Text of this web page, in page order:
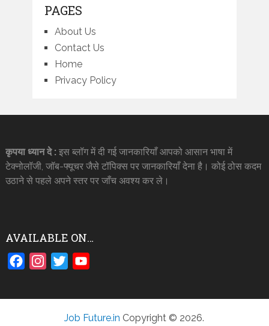
PAGES
About Us
Contact Us
Home
Privacy Policy
कृपया ध्यान दे : इस ब्लॉग में दी गई जानकारियाँ आपको आसान भाषा में
टेक्नोलॉजी, जॉब-फ्यूचर जैसे टॉपिक्स पर जानकारियाँ देना है। कोई ठोस कदम
उठाने से पहले अपने स्तर पर जाँच अवश्य कर ले।
AVAILABLE ON…
FacebookInstagram
Twitter
Job Future.in Copyright © 2026.